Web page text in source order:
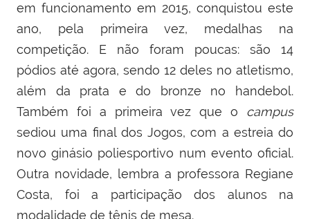
em funcionamento em 2015, conquistou este
ano, pela primeira vez, medalhas na
competição. E não foram poucas: são 14
pódios até agora, sendo 12 deles no atletismo,
além da prata e do bronze no handebol.
Também foi a primeira vez que o campus
sediou uma final dos Jogos, com a estreia do
novo ginásio poliesportivo num evento oficial.
Outra novidade, lembra a professora Regiane
Costa, foi a participação dos alunos na
modalidade de tênis de mesa.